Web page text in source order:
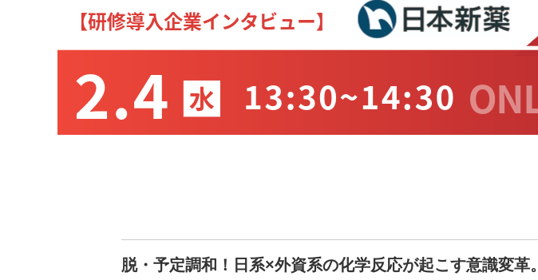
脱・予定調和！日系×外資系の化学反応が起こす意識変革。